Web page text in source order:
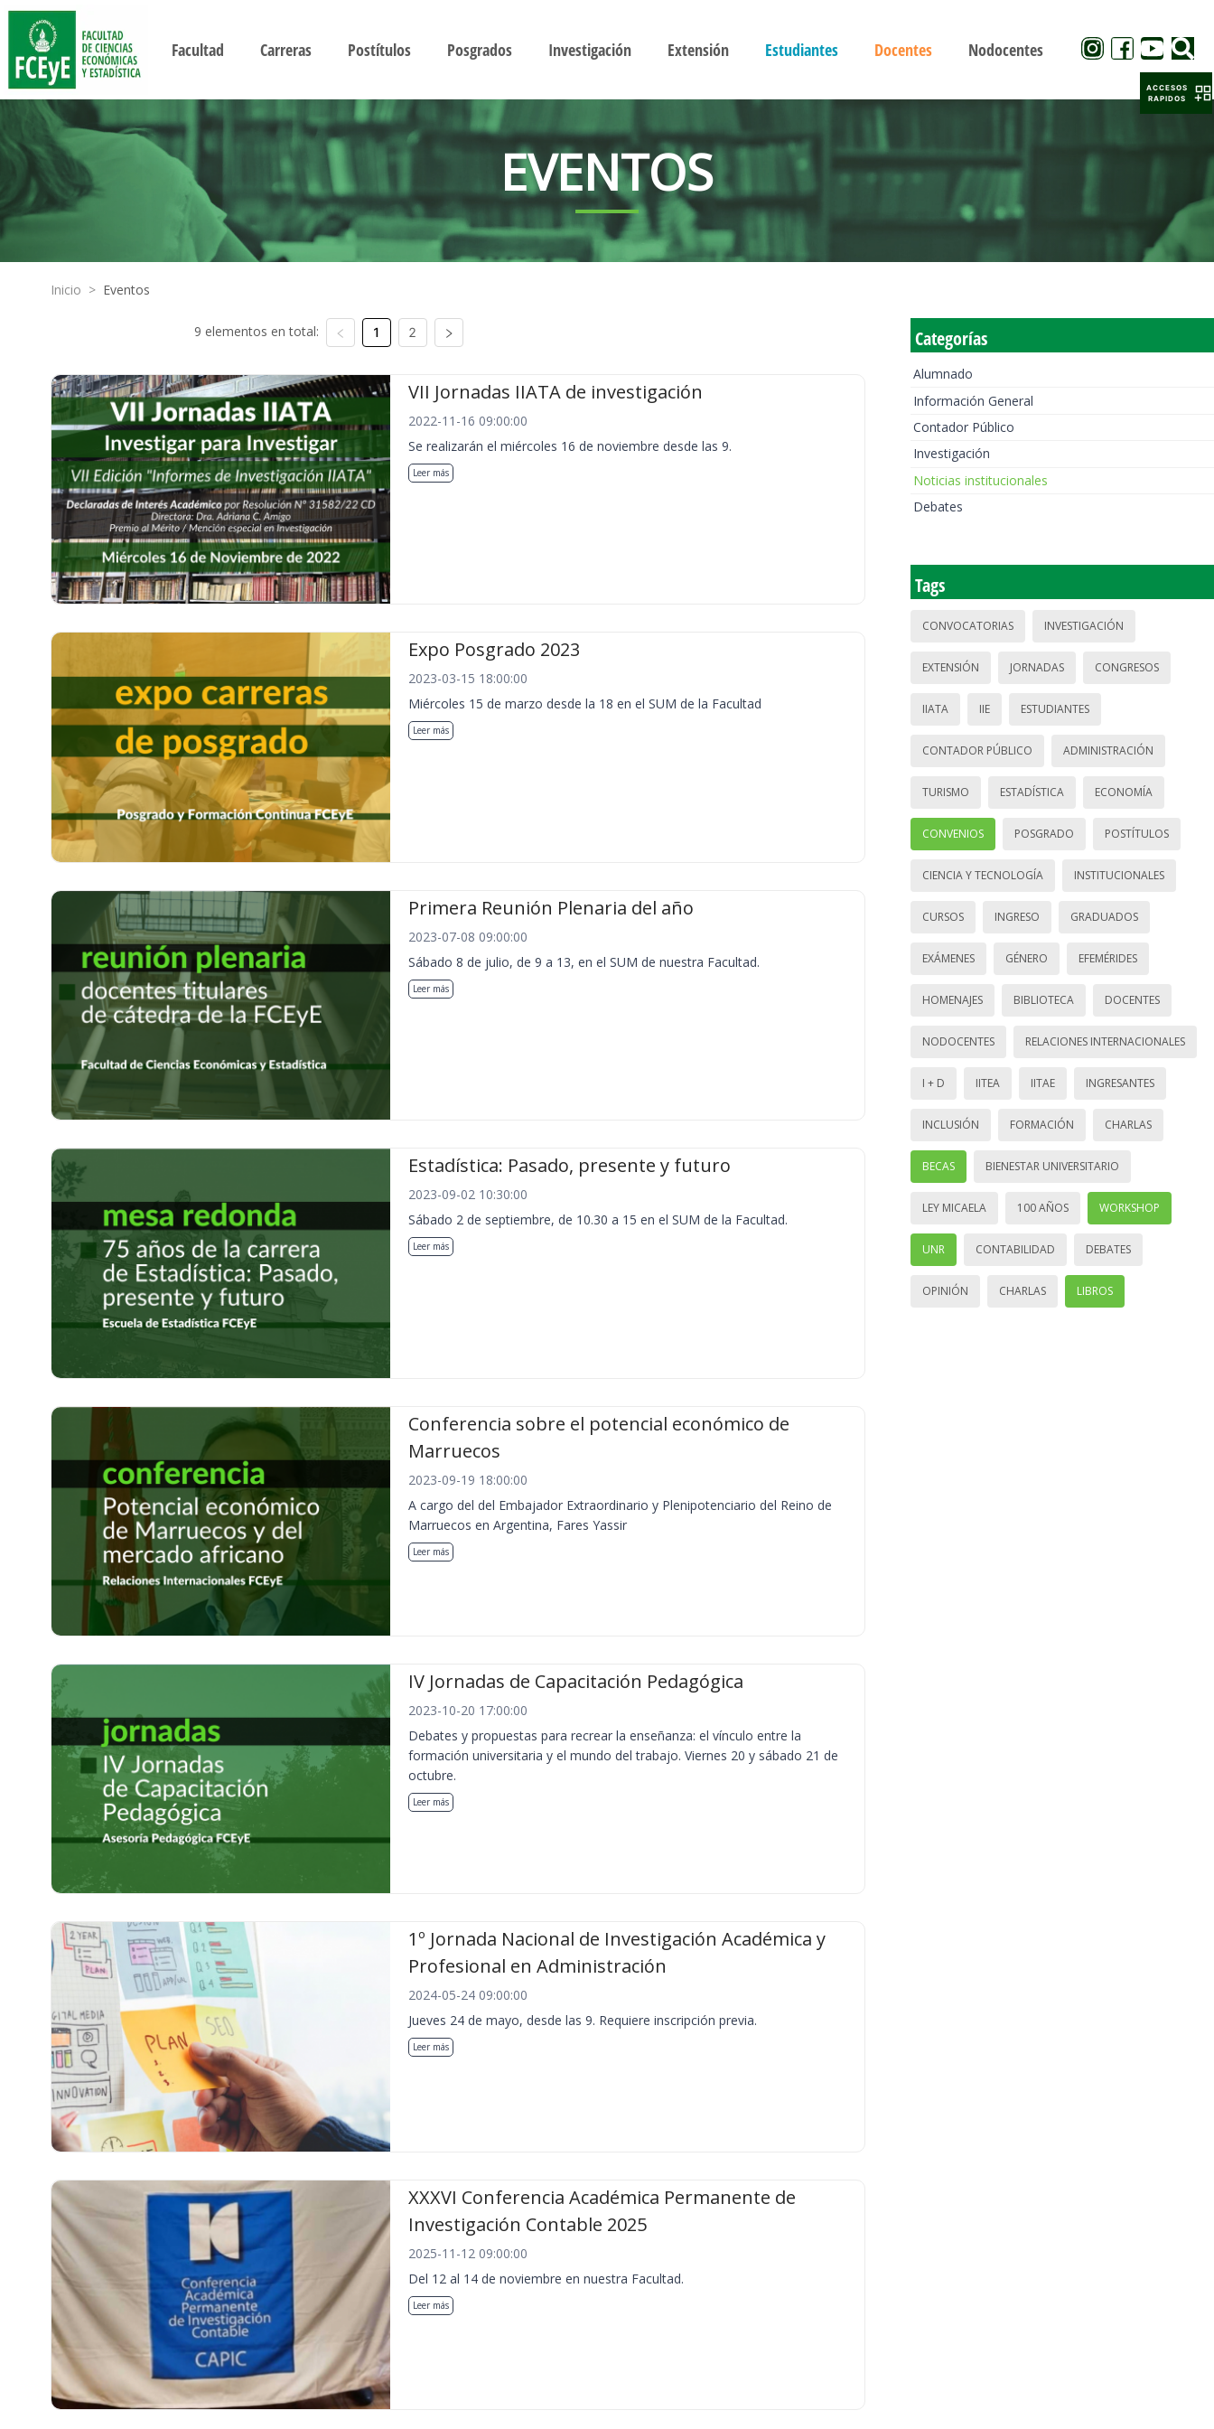
Facultad Carreras Postítulos Posgrados Investigación Extensión Estudiantes Docentes Nodocentes
EVENTOS
Inicio > Eventos
9 elementos en total: 1 2
VII Jornadas IIATA de investigación
2022-11-16 09:00:00
Se realizarán el miércoles 16 de noviembre desde las 9.
Leer más
Expo Posgrado 2023
2023-03-15 18:00:00
Miércoles 15 de marzo desde la 18 en el SUM de la Facultad
Leer más
Primera Reunión Plenaria del año
2023-07-08 09:00:00
Sábado 8 de julio, de 9 a 13, en el SUM de nuestra Facultad.
Leer más
Estadística: Pasado, presente y futuro
2023-09-02 10:30:00
Sábado 2 de septiembre, de 10.30 a 15 en el SUM de la Facultad.
Leer más
Conferencia sobre el potencial económico de
Marruecos
2023-09-19 18:00:00
A cargo del del Embajador Extraordinario y Plenipotenciario del Reino de
Marruecos en Argentina, Fares Yassir
Leer más
IV Jornadas de Capacitación Pedagógica
2023-10-20 17:00:00
Debates y propuestas para recrear la enseñanza: el vínculo entre la
formación universitaria y el mundo del trabajo. Viernes 20 y sábado 21 de
octubre.
Leer más
1º Jornada Nacional de Investigación Académica y
Profesional en Administración
2024-05-24 09:00:00
Jueves 24 de mayo, desde las 9. Requiere inscripción previa.
Leer más
XXXVI Conferencia Académica Permanente de
Investigación Contable 2025
2025-11-12 09:00:00
Del 12 al 14 de noviembre en nuestra Facultad.
Leer más
Categorías
Alumnado
Información General
Contador Público
Investigación
Noticias institucionales
Debates
Tags
CONVOCATORIAS INVESTIGACIÓN
EXTENSIÓN JORNADAS CONGRESOS
IIATA IIE ESTUDIANTES
CONTADOR PÚBLICO ADMINISTRACIÓN
TURISMO ESTADÍSTICA ECONOMÍA
CONVENIOS POSGRADO POSTÍTULOS
CIENCIA Y TECNOLOGÍA INSTITUCIONALES
CURSOS INGRESO GRADUADOS
EXÁMENES GÉNERO EFEMÉRIDES
HOMENAJES BIBLIOTECA DOCENTES
NODOCENTES RELACIONES INTERNACIONALES
I + D IITEA IITAE INGRESANTES
INCLUSIÓN FORMACIÓN CHARLAS
BECAS BIENESTAR UNIVERSITARIO
LEY MICAELA 100 AÑOS WORKSHOP
UNR CONTABILIDAD DEBATES
OPINIÓN CHARLAS LIBROS
ACCESOS
RAPIDOS